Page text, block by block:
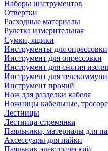
Наборы инструментов
Отвертки
Расходные материалы
Рулетка измерительная
Сумки, ящики
Инструменты для
Инструмент для опрессовки
Инструмент для снятия
Инструмент для
Инструмент прочий
Нож для разделки кабеля
Ножницы кабельные,
Лестницы
Лестница-стремянка
Паяльники, материалы для
Аксессуары для пайки
Паяльник электрический